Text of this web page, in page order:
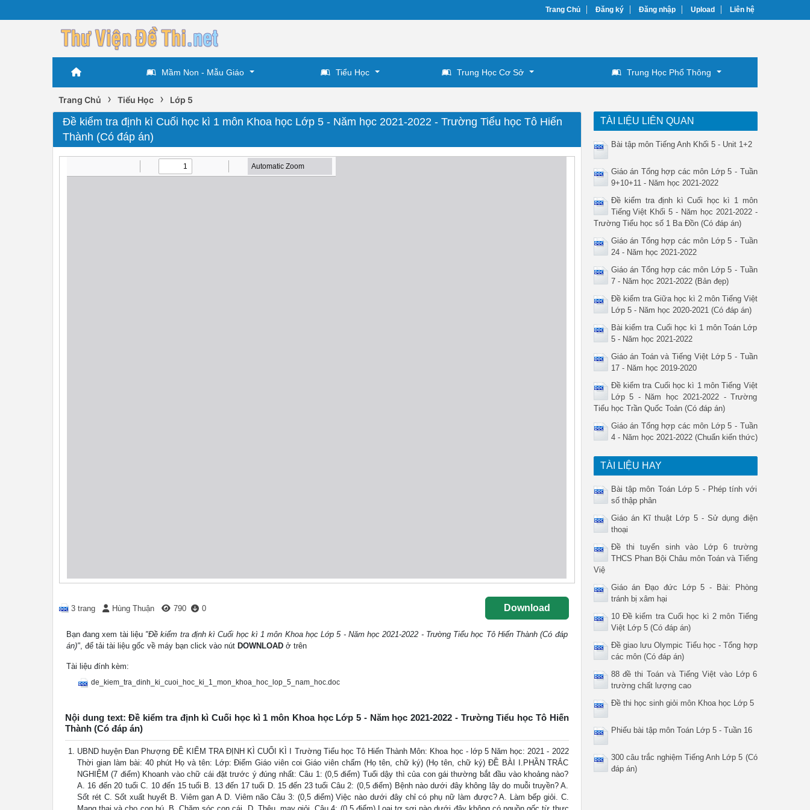
Trang Chủ Đăng ký Đăng nhập Upload Liên hệ
Mầm Non - Mẫu Giáo Tiểu Học Trung Học Cơ Sở Trung Học Phổ Thông
Trang Chủ › Tiểu Học › Lớp 5
Đề kiểm tra định kì Cuối học kì 1 môn Khoa học Lớp 5 - Năm học 2021-2022 - Trường Tiểu học Tô Hiến
Thành (Có đáp án)
3 trang Hùng Thuận 790 0 Download
Bạn đang xem tài liệu "Đề kiểm tra định kì Cuối học kì 1 môn Khoa học Lớp 5 - Năm học 2021-2022 - Trường Tiểu học Tô Hiến Thành (Có đáp
án)", để tải tài liệu gốc về máy bạn click vào nút DOWNLOAD ở trên
Tài liệu đính kèm:
de_kiem_tra_dinh_ki_cuoi_hoc_ki_1_mon_khoa_hoc_lop_5_nam_hoc.doc
Nội dung text: Đề kiểm tra định kì Cuối học kì 1 môn Khoa học Lớp 5 - Năm học 2021-2022 - Trường Tiểu học Tô Hiến
Thành (Có đáp án)
UBND huyện Đan Phượng ĐỀ KIỂM TRA ĐỊNH KÌ CUỐI KÌ I Trường Tiểu học Tô Hiến Thành Môn: Khoa học - lớp 5 Năm học: 2021 - 2022
Thời gian làm bài: 40 phút Họ và tên: Lớp: Điểm Giáo viên coi Giáo viên chấm (Họ tên, chữ ký) (Họ tên, chữ ký) ĐỀ BÀI I.PHẦN TRẮC
NGHIỆM (7 điểm) Khoanh vào chữ cái đặt trước ý đúng nhất: Câu 1: (0,5 điểm) Tuổi dậy thì của con gái thường bắt đầu vào khoảng nào?
A. 16 đến 20 tuổi C. 10 đến 15 tuổi B. 13 đến 17 tuổi D. 15 đến 23 tuổi Câu 2: (0,5 điểm) Bệnh nào dưới đây không lây do muỗi truyền? A.
Sốt rét C. Sốt xuất huyết B. Viêm gan A D. Viêm não Câu 3: (0,5 điểm) Việc nào dưới đây chỉ có phụ nữ làm được? A. Làm bếp giỏi. C.
TÀI LIỆU LIÊN QUAN
Bài tập môn Tiếng Anh Khối 5 - Unit 1+2
Giáo án Tổng hợp các môn Lớp 5 - Tuần
9+10+11 - Năm học 2021-2022
Đề kiểm tra định kì Cuối học kì 1 môn
Tiếng Việt Khối 5 - Năm học 2021-2022 -
Trường Tiểu học số 1 Ba Đồn (Có đáp án)
Giáo án Tổng hợp các môn Lớp 5 - Tuần
24 - Năm học 2021-2022
Giáo án Tổng hợp các môn Lớp 5 - Tuần
7 - Năm học 2021-2022 (Bản đẹp)
Đề kiểm tra Giữa học kì 2 môn Tiếng Việt
Lớp 5 - Năm học 2020-2021 (Có đáp án)
Bài kiểm tra Cuối học kì 1 môn Toán Lớp
5 - Năm học 2021-2022
Giáo án Toán và Tiếng Việt Lớp 5 - Tuần
17 - Năm học 2019-2020
Đề kiểm tra Cuối học kì 1 môn Tiếng Việt
Lớp 5 - Năm học 2021-2022 - Trường
Tiểu học Trần Quốc Toản (Có đáp án)
Giáo án Tổng hợp các môn Lớp 5 - Tuần
4 - Năm học 2021-2022 (Chuẩn kiến thức)
TÀI LIỆU HAY
Bài tập môn Toán Lớp 5 - Phép tính với
số thập phân
Giáo án Kĩ thuật Lớp 5 - Sử dụng điện
thoại
Đề thi tuyển sinh vào Lớp 6 trường
THCS Phan Bội Châu môn Toán và Tiếng
Việ
Giáo án Đạo đức Lớp 5 - Bài: Phòng
tránh bị xâm hại
10 Đề kiểm tra Cuối học kì 2 môn Tiếng
Việt Lớp 5 (Có đáp án)
Đề giao lưu Olympic Tiểu học - Tổng hợp
các môn (Có đáp án)
88 đề thi Toán và Tiếng Việt vào Lớp 6
trường chất lượng cao
Đề thi học sinh giỏi môn Khoa học Lớp 5
Phiếu bài tập môn Toán Lớp 5 - Tuần 16
300 câu trắc nghiệm Tiếng Anh Lớp 5 (Có
đáp án)